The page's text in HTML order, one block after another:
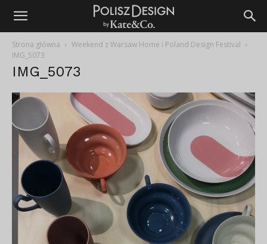
Strona główna
Weekend z Warsaw Home i Poland Design Festival
IMG_5073
IMG_5073